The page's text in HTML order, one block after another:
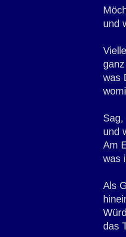
und
was
und
Am
was
Als
das